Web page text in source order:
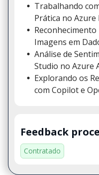
Trabalhando
Prática no Azure
Imagens em
Análise de
Studio no Azure
Explorando os
com Copilot e
Feedback
Contratado